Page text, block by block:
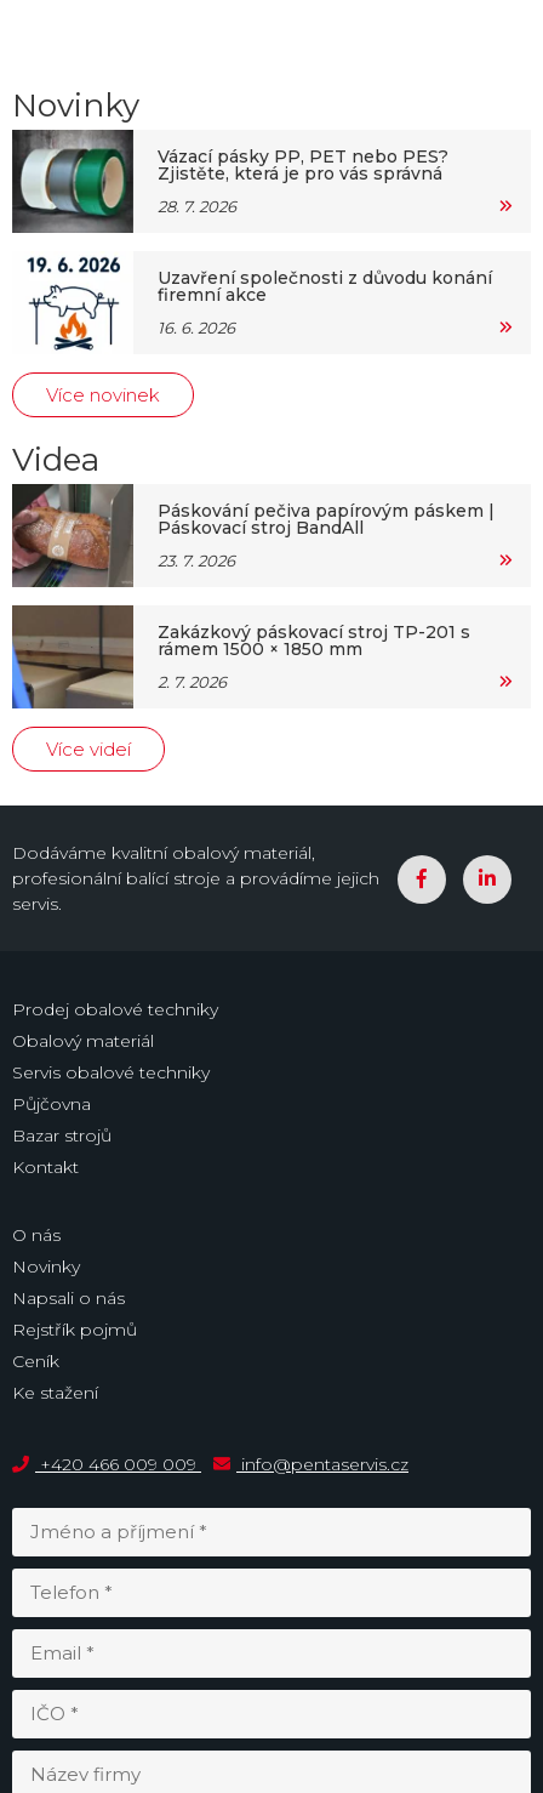
Novinky
Vázací pásky PP, PET nebo PES?
Zjistěte, která je pro vás správná
28. 7. 2026
Uzavření společnosti z důvodu konání
firemní akce
16. 6. 2026
Více novinek
Videa
Páskování pečiva papírovým páskem |
Páskovací stroj BandAll
23. 7. 2026
Zakázkový páskovací stroj TP-201 s
rámem 1500 × 1850 mm
2. 7. 2026
Více videí
Dodáváme kvalitní obalový materiál,
profesionální balící stroje a provádíme jejich
servis.
Prodej obalové techniky
Obalový materiál
Servis obalové techniky
Půjčovna
Bazar strojů
Kontakt
O nás
Novinky
Napsali o nás
Rejstřík pojmů
Ceník
Ke stažení
+420 466 009 009 info@pentaservis.cz